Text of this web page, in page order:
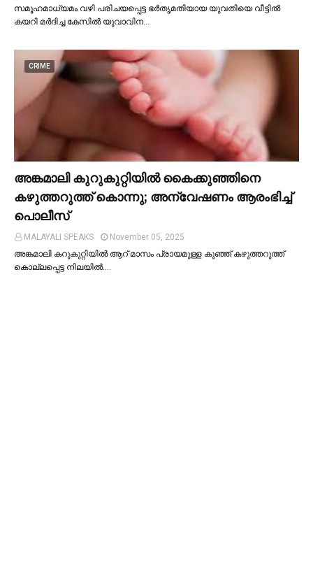
സമൂഹമാധ്യമം വഴി പരിചയപ്പെട്ട ഭർതൃമതിയായ യുവതിയെ വീട്ടില്‍
കയറി മർദിച്ച കേസില്‍ യുവാവിന…
CRIME
അങ്കമാലി കുറുകുറ്റിയില്‍ കൈക്കുഞ്ഞിനെ
കഴുത്തറുത്ത് കൊന്നു; അന്വേഷണം ആരംഭിച്ച്‌
പൊലീസ്
MALAYALI SPEAKS
November 05, 2025
അങ്കമാലി കറുകുറ്റിയില്‍ ആറ് മാസം പ്രായമുള്ള കുഞ്ഞ് കഴുത്തറുത്ത്
കൊല്ലപ്പെട്ട നിലയില്‍.…